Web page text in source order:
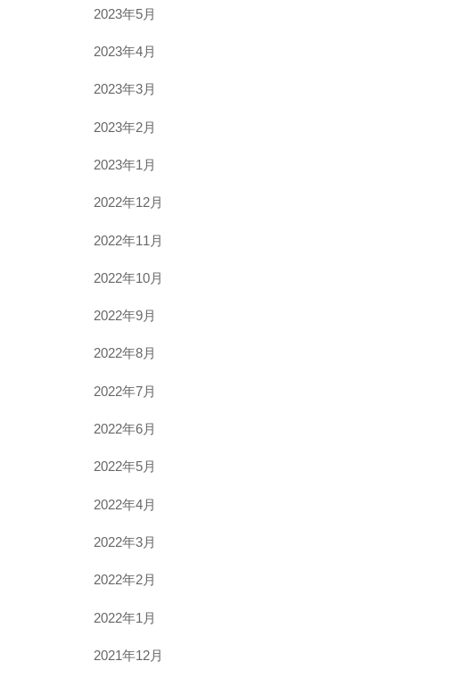
2023年5月
2023年4月
2023年3月
2023年2月
2023年1月
2022年12月
2022年11月
2022年10月
2022年9月
2022年8月
2022年7月
2022年6月
2022年5月
2022年4月
2022年3月
2022年2月
2022年1月
2021年12月